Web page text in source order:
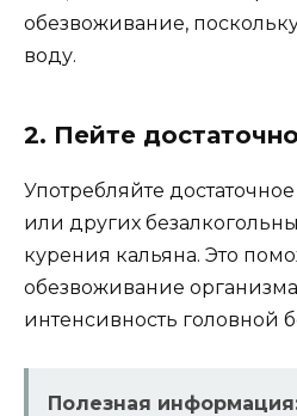
обезвоживание,
воду.
2. Пейте
Употребляйте
или других
курения кальяна. Это
обезвоживание
интенсивность головной
Полезная